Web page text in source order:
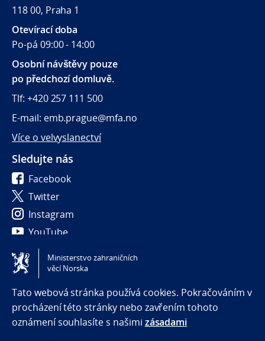
118 00, Praha 1
Otevírací doba
Po-pá 09:00 - 14:00
Osobní návštěvy pouze
po předchozí domluvě.
Tlf: +420 257 111 500
E-mail: emb.prague@mfa.no
Více o velvyslanectví
Sledujte nás
Facebook
Twitter
Instagram
YouTube
Tilgjengelighetserklæring / Accessibility statement
(NO)
Ministerstvo zahraničních
věcí Norska
Tato webová stránka používá cookies. Pokračováním v
procházení této stránky nebo zavřením tohoto
oznámení souhlasíte s našimi zásadami